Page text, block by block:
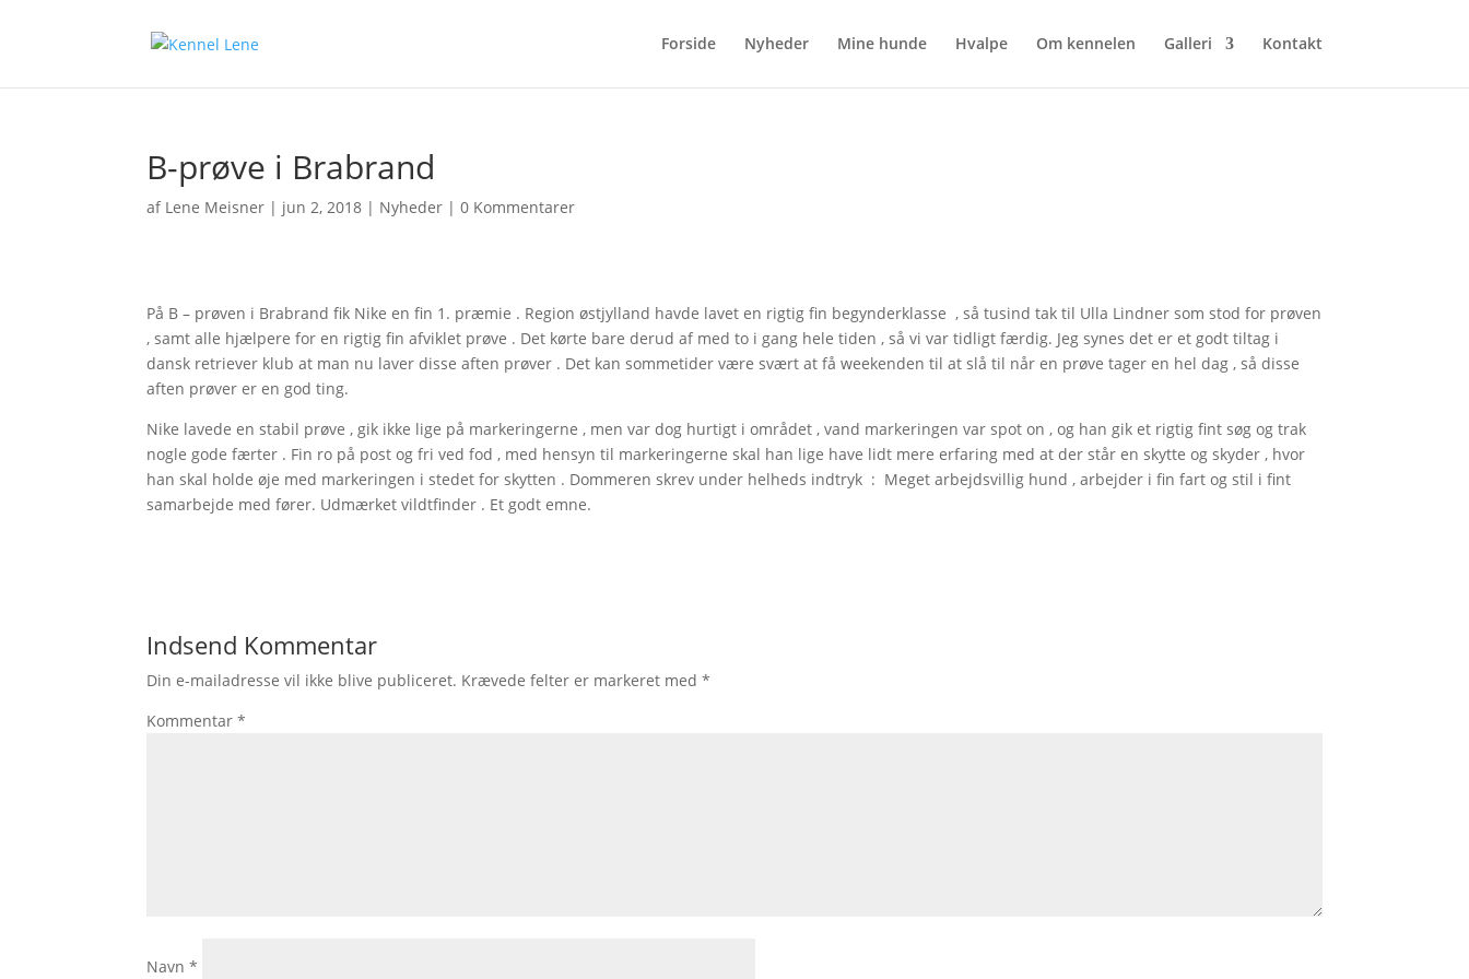
Forside Nyheder Mine hunde Hvalpe Om kennelen Galleri Kontakt
B-prøve i Brabrand
af Lene Meisner | jun 2, 2018 | Nyheder |0 Kommentarer
På B – prøven i Brabrand fik Nike en fin 1. præmie . Region østjylland havde lavet en rigtig fin begynderklasse , så tusind tak til Ulla Lindner som stod for prøven
, samt alle hjælpere for en rigtig fin afviklet prøve . Det kørte bare derud af med to i gang hele tiden , så vi var tidligt færdig. Jeg synes det er et godt tiltag i
dansk retriever klub at man nu laver disse aften prøver . Det kan sommetider være svært at få weekenden til at slå til når en prøve tager en hel dag , så disse
aften prøver er en god ting.
Nike lavede en stabil prøve , gik ikke lige på markeringerne , men var dog hurtigt i området , vand markeringen var spot on , og han gik et rigtig fint søg og trak
nogle gode færter . Fin ro på post og fri ved fod , med hensyn til markeringerne skal han lige have lidt mere erfaring med at der står en skytte og skyder , hvor
han skal holde øje med markeringen i stedet for skytten . Dommeren skrev under helheds indtryk : Meget arbejdsvillig hund , arbejder i fin fart og stil i fint
samarbejde med fører. Udmærket vildtfinder . Et godt emne.
Indsend Kommentar
Din e-mailadresse vil ikke blive publiceret. Krævede felter er markeret med*
Kommentar*
Navn*